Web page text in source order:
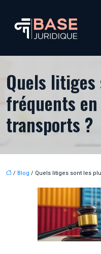
Quels
fréquents
transports ?
/ Blog / Quels litiges sont les